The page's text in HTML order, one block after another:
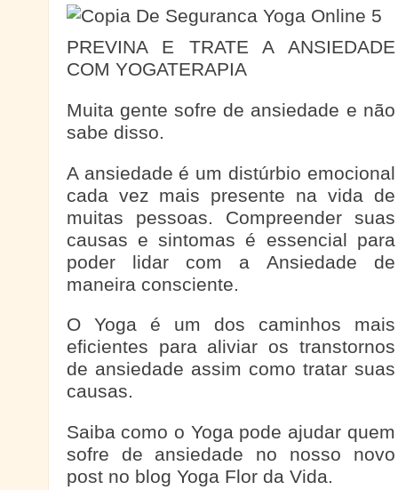
PREVINA E TRATE A ANSIEDADE
COM YOGATERAPIA
Muita gente sofre de ansiedade e não
sabe disso.
A ansiedade é um distúrbio emocional
cada vez mais presente na vida de
muitas pessoas. Compreender suas
causas e sintomas é essencial para
poder lidar com a Ansiedade de
maneira consciente.
O Yoga é um dos caminhos mais
eficientes para aliviar os transtornos
de ansiedade assim como tratar suas
causas.
Saiba como o Yoga pode ajudar quem
sofre de ansiedade no nosso novo
post no blog Yoga Flor da Vida.